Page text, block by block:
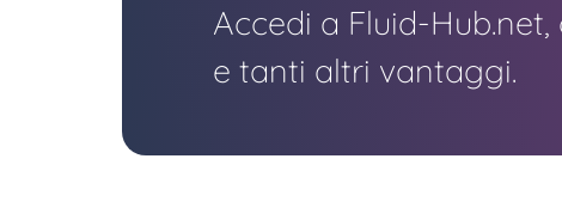
Accedi a Fluid-
e tanti altri vantaggi.